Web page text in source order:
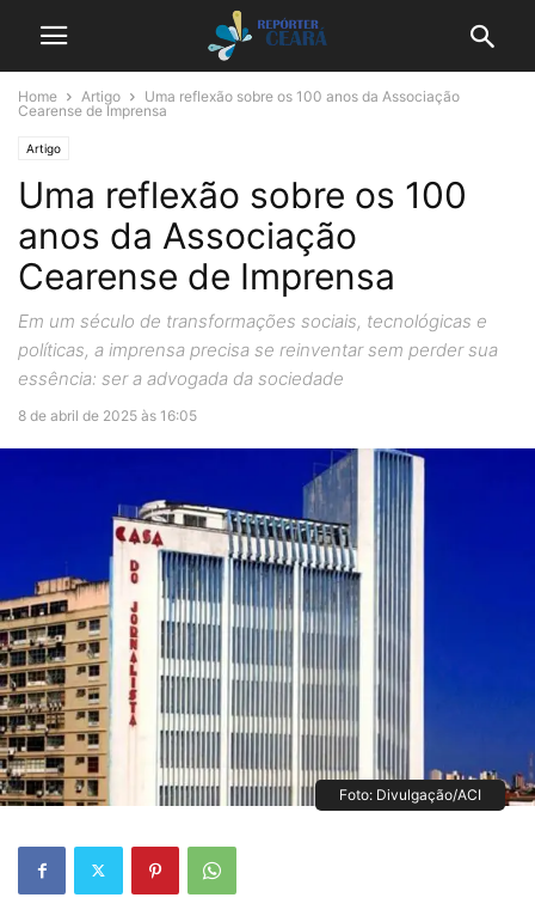
Home Artigo
Uma reflexão sobre os 100 anos da Associação
Cearense de Imprensa
Artigo
Uma reflexão sobre os 100
anos da Associação
Cearense de Imprensa
Em um século de transformações sociais, tecnológicas e
políticas, a imprensa precisa se reinventar sem perder sua
essência: ser a advogada da sociedade
8 de abril de 2025 às 16:05
Foto: Divulgação/ACI